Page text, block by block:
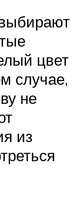
цвет
случае,
не
из